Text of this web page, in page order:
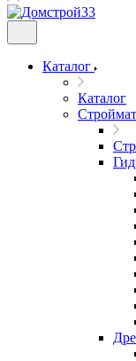
Каталог
Каталог